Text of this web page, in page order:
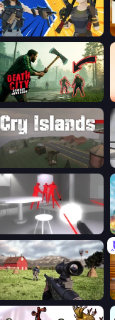
BuildNow GG
Death City Zombie Invasion
SuperHot
Dead Zed